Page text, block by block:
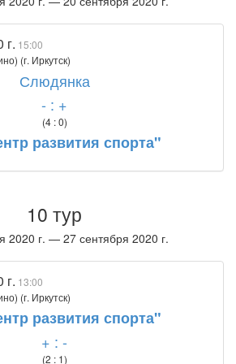
г. 15:00
(г. Иркутск)
Слюдянка
- : +
(4 : 0)
развития спорта"
10 тур
2020 г. — 27 сентября 2020 г.
г. 13:00
(г. Иркутск)
развития спорта"
+ : -
(2 : 1)